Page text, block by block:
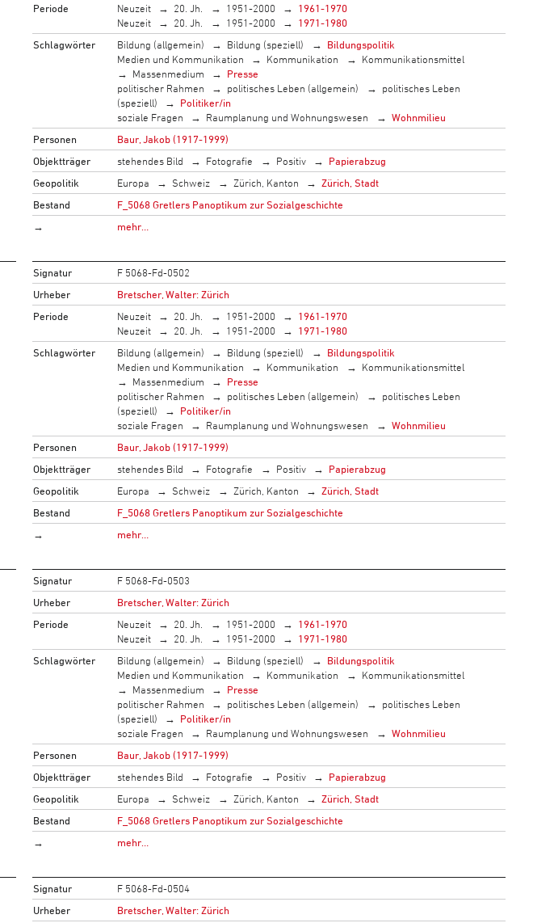
Periode
Neuzeit 20. Jh. 1951-2000
1961-1970
Neuzeit
20. Jh. 1951-2000
1971-1980
Schlagwörter
Bildung (allgemein) Bildung (speziell)
Bildungspolitik
Medien und Kommunikation
Kommunikation
Kommunikationsmittel
Massenmedium
Presse
politischer Rahmen
politisches Leben (allgemein)
politisches Leben
(speziell)
Politiker/in
soziale Fragen
Raumplanung und Wohnungswesen
Wohnmilieu
Personen
Baur, Jakob (1917-1999)
Objektträger
stehendes Bild Fotografie Positiv
Papierabzug
Geopolitik
Europa Schweiz Zürich, Kanton
Zürich, Stadt
Bestand
F_5068 Gretlers Panoptikum zur Sozialgeschichte
→
mehr…
Signatur
F 5068-Fd-0502
Urheber
Bretscher, Walter: Zürich
Periode
Neuzeit 20. Jh. 1951-2000
1961-1970
Neuzeit
20. Jh. 1951-2000
1971-1980
Schlagwörter
Bildung (allgemein) Bildung (speziell)
Bildungspolitik
Medien und Kommunikation
Kommunikation
Kommunikationsmittel
Massenmedium
Presse
politischer Rahmen
politisches Leben (allgemein)
politisches Leben
(speziell)
Politiker/in
soziale Fragen
Raumplanung und Wohnungswesen
Wohnmilieu
Personen
Baur, Jakob (1917-1999)
Objektträger
stehendes Bild Fotografie Positiv
Papierabzug
Geopolitik
Europa Schweiz Zürich, Kanton
Zürich, Stadt
Bestand
F_5068 Gretlers Panoptikum zur Sozialgeschichte
→
mehr…
Signatur
F 5068-Fd-0503
Urheber
Bretscher, Walter: Zürich
Periode
Neuzeit 20. Jh. 1951-2000
1961-1970
Neuzeit
20. Jh. 1951-2000
1971-1980
Schlagwörter
Bildung (allgemein) Bildung (speziell)
Bildungspolitik
Medien und Kommunikation
Kommunikation
Kommunikationsmittel
Massenmedium
Presse
politischer Rahmen
politisches Leben (allgemein)
politisches Leben
(speziell)
Politiker/in
soziale Fragen
Raumplanung und Wohnungswesen
Wohnmilieu
Personen
Baur, Jakob (1917-1999)
Objektträger
stehendes Bild Fotografie Positiv
Papierabzug
Geopolitik
Europa Schweiz Zürich, Kanton
Zürich, Stadt
Bestand
F_5068 Gretlers Panoptikum zur Sozialgeschichte
→
mehr…
Signatur
F 5068-Fd-0504
Urheber
Bretscher, Walter: Zürich